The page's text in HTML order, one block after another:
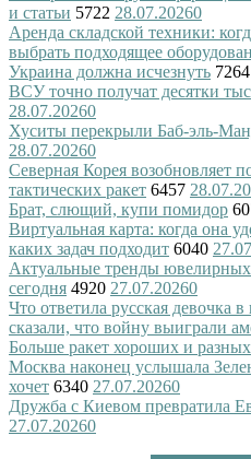
и статьи 5722 28.07.20260
Аренда складской техники:
выбрать подходящее
Украина должна исчезнуть 7264
ВСУ точно получат десятки
28.07.20260
Хуситы перекрыли Баб-эль-
28.07.20260
Северная Корея возобновляет
тактических ракет 6457
Брат, слющий, купи помидор
Виртуальная карта: когда она
каких задач подходит 6040
Актуальные тренды
сегодня 4920 27.07.20260
Что ответила русская девочка
сказали, что войну выиграли
Больше ракет хороших и разных
Москва наконец услышала
хочет 6340 27.07.20260
Дружба с Киевом превратила
27.07.20260